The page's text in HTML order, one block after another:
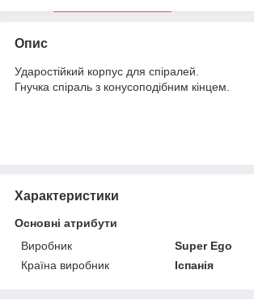
Опис
Ударостійкий корпус для спіралей.
Гнучка спіраль з конусоподібним кінцем.
Характеристики
Основні атрибути
Виробник
Super Ego
Країна виробник
Іспанія